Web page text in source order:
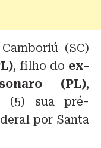
(SC)
, filho do ex-
(PL),
(5) sua pré-
por Santa